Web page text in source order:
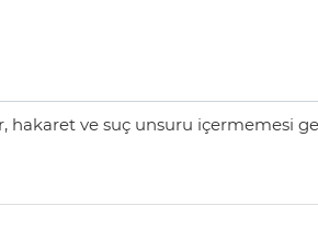
ve suç unsuru içermemesi